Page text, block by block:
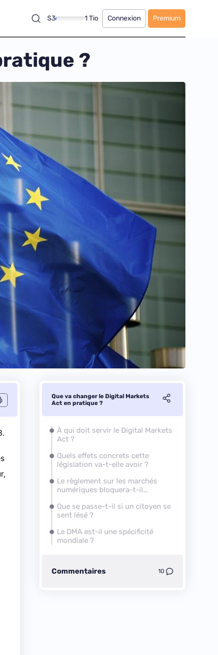
S3 1 Tio Connexion Premium
?
Que va changer le Digital Markets
Act en pratique ?
À qui doit servir le Digital Markets
Act ?
Quels effets concrets cette
législation va-t-elle avoir ?
Le règlement sur les marchés
numériques bloquera-t-il
numériques ?
Que se passe-t-il si un citoyen se
sent lésé ?
Le DMA est-il une spécificité
mondiale ?
Commentaires 10